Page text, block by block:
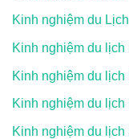
Kinh nghiệm du
Kinh nghiệm du lịch
Kinh nghiệm du lịch
Kinh nghiệm du
Kinh nghiệm du lịch